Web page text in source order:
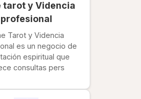
tarot y Videncia
profesional
Tarot y Videncia
es un negocio de
espiritual que
consultas pers